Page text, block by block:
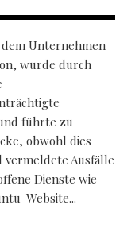
Unternehmen
wurde durch
führte zu
obwohl dies
vermeldete Ausfälle
Dienste wie
Website...